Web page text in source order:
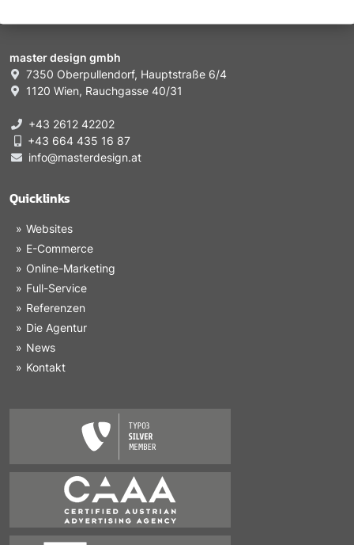
master design gmbh
7350 Oberpullendorf, Hauptstraße 6/4
1120 Wien, Rauchgasse 40/31
+43 2612 42202
+43 664 435 16 87
info@masterdesign.at
Quicklinks
Websites
E-Commerce
Online-Marketing
Full-Service
Referenzen
Die Agentur
News
Kontakt